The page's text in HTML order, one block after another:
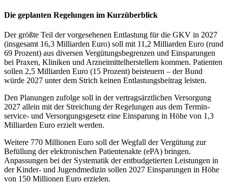
Die geplanten Regelungen im Kurzüberblick
Der größte Teil der vorgesehenen Entlastung für die GKV in 2027
(insgesamt 16,3 Milliarden Euro) soll mit 11,2 Milliarden Euro (rund
69 Prozent) aus diversen Vergütungsbegrenzen und Einsparungen
bei Praxen, Kliniken und Arzneimittelherstellern kommen. Patienten
sollen 2,5 Milliarden Euro (15 Prozent) beisteuern – der Bund
würde 2027 unter dem Strich keinen Entlastungsbeitrag leisten.
Den Planungen zufolge soll in der vertragsärztlichen Versorgung
2027 allein mit der Streichung der Regelungen aus dem Termin­
service- und Versorgungsgesetz eine Einsparung in Höhe von 1,3
Milliarden Euro erzielt werden.
Weitere 770 Millionen Euro soll der Wegfall der Vergütung zur
Befüllung der elektronischen Patientenakte (ePA) bringen.
Anpassungen bei der Systematik der entbudgetierten Leistungen in
der Kinder- und Jugendmedizin sollen 2027 Einsparungen in Höhe
von 150 Millionen Euro erzielen.